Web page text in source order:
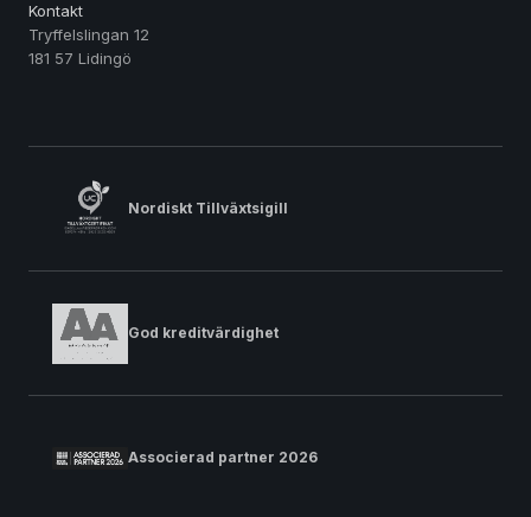
Kontakt
Tryffelslingan 12
181 57 Lidingö
Nordiskt Tillväxtsigill
God kreditvärdighet
Associerad partner 2026